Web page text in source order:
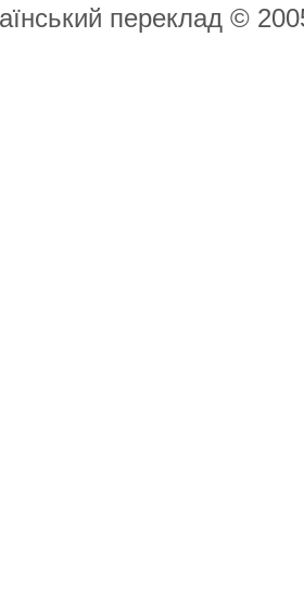
переклад ©